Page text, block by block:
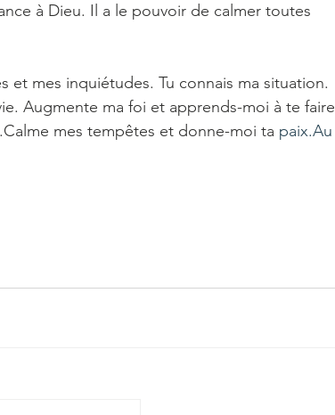
à Dieu. Il a le pouvoir de calmer toutes
et mes inquiétudes. Tu connais ma situation.
Augmente ma foi et apprends-moi à te faire
mes tempêtes et donne-moi ta paix.Au